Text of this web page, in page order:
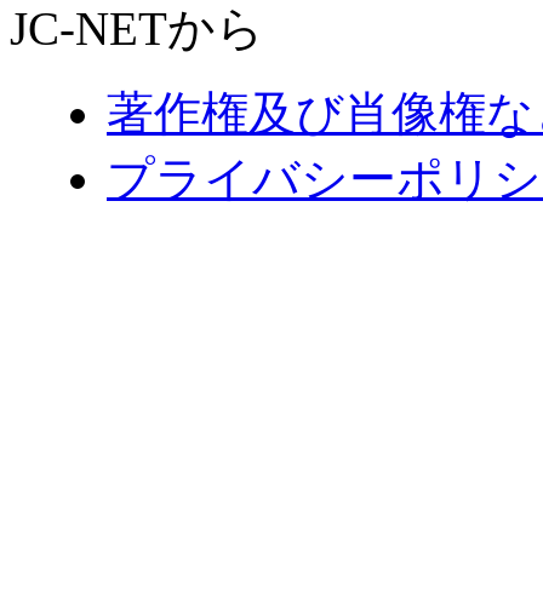
JC-NETから
著作権及び肖像権
プライバシーポリ